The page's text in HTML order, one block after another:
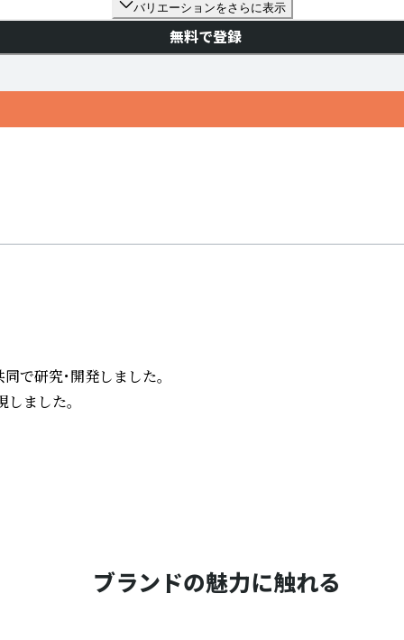
バリエーションをさらに表示
無料で登録
で研究・開発しました。
ました。
ブランドの魅力に触れる